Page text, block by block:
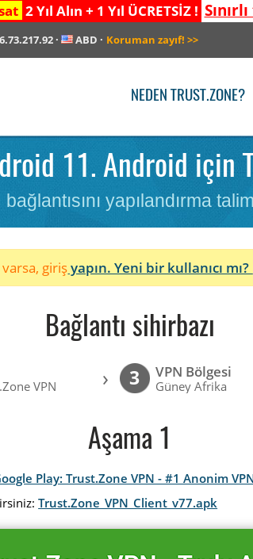
2 Yıl Alın + 1 Yıl ÜCRETSİZ !
· ABD · Koruman zayıf! >>
NEDEN TRUST.ZONE?
11. Android için
yapılandırma
varsa, girişyapın. Yeni bir kullanıcı mı?
Bağlantı sihirbazı
VPN › 3 VPN Bölgesi
Güney Afrika
Aşama 1
Play: Trust.Zone VPN - #1 Anonim
Trust.Zone_VPN_Client_v77.apk